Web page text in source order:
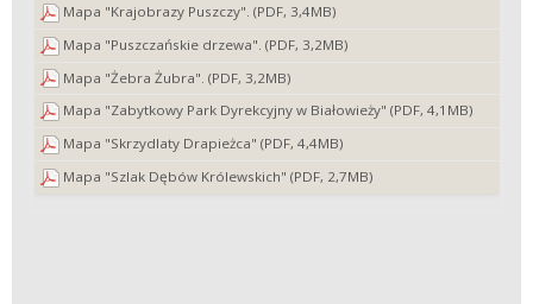
Mapa "Krajobrazy Puszczy". (PDF, 3,4MB)
Mapa "Puszczańskie drzewa". (PDF, 3,2MB)
Mapa "Żebra Żubra". (PDF, 3,2MB)
Mapa "Zabytkowy Park Dyrekcyjny w Białowieży" (PDF, 4,1MB)
Mapa "Skrzydlaty Drapieżca" (PDF, 4,4MB)
Mapa "Szlak Dębów Królewskich" (PDF, 2,7MB)